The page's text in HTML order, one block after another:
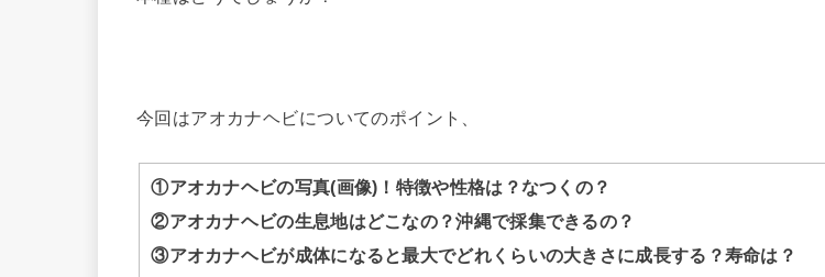
今回はアオカナヘビについてのポイント、
①アオカナヘビの写真(画像)！特徴や性格は？なつくの？
②アオカナヘビの生息地はどこなの？沖縄で採集できるの？
③アオカナヘビが成体になると最大でどれくらいの大きさに成長する？寿命は？